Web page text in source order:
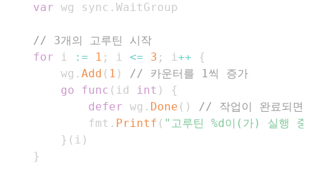
var wg sync .
// 3개의 고루틴 시작
for i := 1 ; i <= 3 ; i++
{
        wg
. Add ( 1 )
// 카운터를 1씩 증가
go
func ( id int )
{
defer wg . Done ( )
// 작업이 완료되면
            fmt
. Printf ( "고루틴 %d이(가) 실행
} ( i )
}